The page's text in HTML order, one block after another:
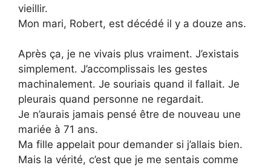
vieillir.
Mon mari, Robert, est décédé il y a douze ans.
Après ça, je ne vivais plus vraiment. J’existais
simplement. J’accomplissais les gestes
machinalement. Je souriais quand il fallait. Je
pleurais quand personne ne regardait.
Je n’aurais jamais pensé être de nouveau une
mariée à 71 ans.
Ma fille appelait pour demander si j’allais bien.
Mais la vérité, c’est que je me sentais comme